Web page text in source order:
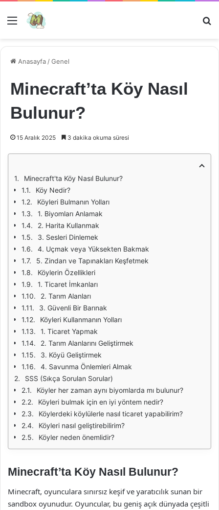
Menü
Anasayfa /Genel
Minecraft’ta Köy Nasıl
Bulunur?
15 Aralık 2025 3 dakika okuma süresi
Minecraft'ta Köy Nasıl Bulunur?
Köy Nedir?
Köyleri Bulmanın Yolları
1. Biyomları Anlamak
2. Harita Kullanmak
3. Sesleri Dinlemek
4. Uçmak veya Yüksekten Bakmak
5. Zindan ve Tapınakları Keşfetmek
Köylerin Özellikleri
1. Ticaret İmkanları
2. Tarım Alanları
3. Güvenli Bir Barınak
Köyleri Kullanmanın Yolları
1. Ticaret Yapmak
2. Tarım Alanlarını Geliştirmek
3. Köyü Geliştirmek
4. Savunma Önlemleri Almak
SSS (Sıkça Sorulan Sorular)
Köyler her zaman aynı biyomlarda mı bulunur?
Köyleri bulmak için en iyi yöntem nedir?
Köylerdeki köylülerle nasıl ticaret yapabilirim?
Köyleri nasıl geliştirebilirim?
Köyler neden önemlidir?
Minecraft’ta Köy Nasıl Bulunur?
Minecraft, oyunculara sınırsız keşif ve yaratıcılık sunan bir
sandbox oyunudur. Oyuncular, bu geniş açık dünyada çeşitli